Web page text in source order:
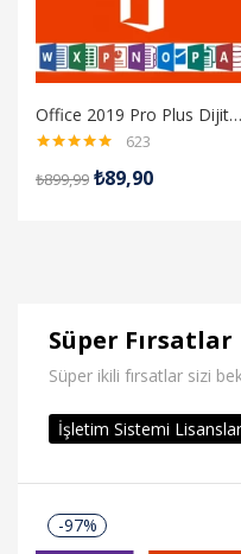
Office 2019 Pro Plus Dijital Lisans Anahtarı
4.98oy aldı
623
₺899,99 ₺89,90
Süper Fırsatlar
Süper ikili fırsatlar sizi
İşletim Sistemi
-97%